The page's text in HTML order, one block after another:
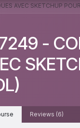
AVEC SKETCHUP
-
Reviews (6)